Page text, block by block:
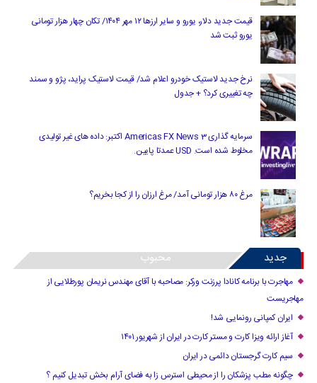
قیمت جدید دلار، یورو و سایر ارزها ۱۲ مهر ۱۴۰۴/ تکان چهار هزار تومانی
یورو ثبت شد
نرخ جدید لاستیک خودرو اعلام شد/ قیمت لاستیک پراید، پژو و سمند
چه تغییری کرد؟ + جدول
سرمایه گذاری Americas FX News 3 اکتبر: داده های غیر تولیدی
مخلوط شده است. USD عمدتا پایین.
مرغ ۸۰ هزار تومانی آمد/ مرغ ارزان را از کجا بخریم؟
جدید محبوب
مهاجرت با برنامه کانادا پرزنت ورکر: مصاحبه با آقای مهندس نریمان پورطلایی از
مهاجریست
ایران کمپانی رونمایی شد!
آغاز ارائه ویزا کارت و مستر کارت در ایران از شهریور ۱۴۰۱
سیم کارت گرجستان دائمی در ایران
چگونه مطب پزشکان را از محیطی استرس زا به فضای آرام بخش تبدیل کنیم ؟